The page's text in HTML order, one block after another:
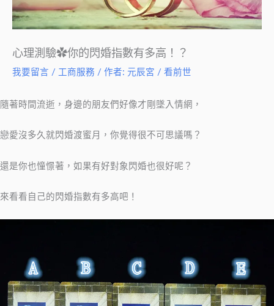
心理測驗✿你的閃婚指數有多高！？
我要留言 / 工商服務 / 作者: 元辰宮 / 看前世
隨著時間流逝，身邊的朋友們好像才剛墜入情網，
戀愛沒多久就閃婚渡蜜月，你覺得很不可思議嗎？
還是你也憧憬著，如果有好對象閃婚也很好呢？
來看看自己的閃婚指數有多高吧！